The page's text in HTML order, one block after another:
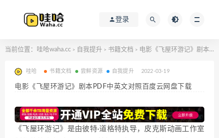
登录
当前位置： 哇哈waha.cc > 自我提升 > 书籍文档 > 电影《飞屋环游记》剧本PDF中英文对照百度云网盘下载
哇哈 书籍文档 尝鲜资源 自我提升 2022-03-19
电影《飞屋环游记》剧本PDF中英文对照百度云网盘下载
《飞屋环游记》是由彼特·道格特执导，皮克斯动画工作室